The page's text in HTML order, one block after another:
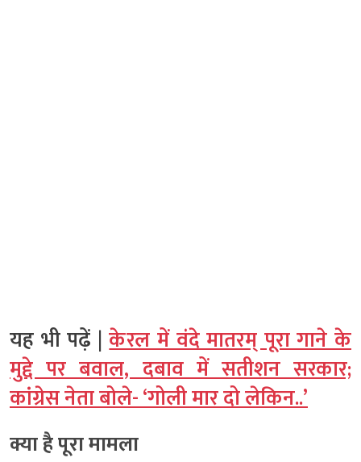
यह भी पढ़ें |केरल में वंदे मातरम् पूरा गाने के
मुद्दे पर बवाल, दबाव में सतीशन सरकार;
कांग्रेस नेता बोले- ‘गोली मार दो लेकिन..’
क्या है पूरा मामला